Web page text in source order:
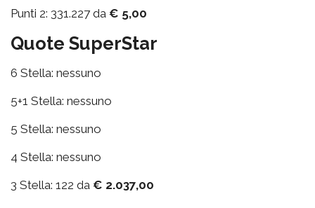
Punti 2: 331.227 da € 5,00
Quote SuperStar
6 Stella: nessuno
5+1 Stella: nessuno
5 Stella: nessuno
4 Stella: nessuno
3 Stella: 122 da € 2.037,00